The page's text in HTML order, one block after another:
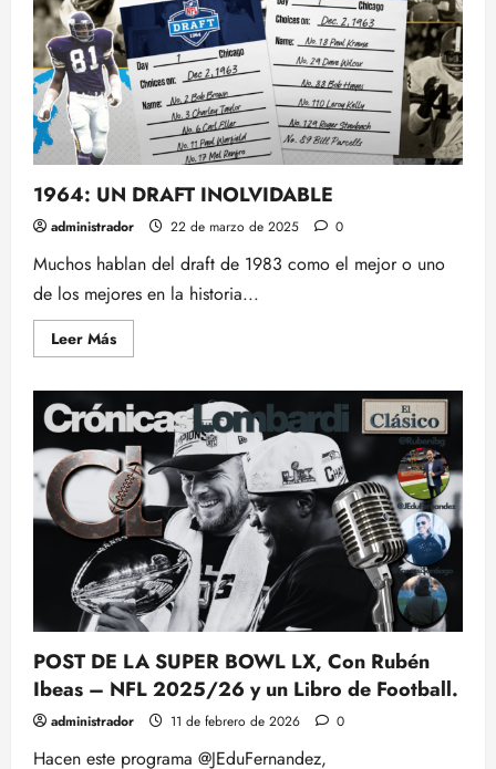
1964: UN DRAFT INOLVIDABLE
administrador 22 de marzo de 2025 0
Muchos hablan del draft de 1983 como el mejor o uno
de los mejores en la historia...
Leer MásLeer
más
1964:
UN
DRAFT
INOLVIDABLE
POST DE LA SUPER BOWL LX, Con Rubén
Ibeas – NFL 2025/26 y un Libro de Football.
administrador 11 de febrero de 2026 0
Hacen este programa @JEduFernandez,